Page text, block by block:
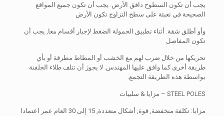
يجب أن تكون السطوح دافق الأرض. يجب أن تكون جميع المواقع
الصحيحة في تعبئة على سطح التزاوج تكون الأرض
وأو أطلق شقة. أثناء تطبيق الحمولة الضغط لإجبار أقسام معا, يجب أن
تكون المفاصل
تحريكها من خلال ضرب لهم مع الخشب أو المطاط مطرقة أو بأي
طريقة أخرى كما وافق عليها المهندس. لا يجوز أن تتلف طلاء الجلفنة
بواسطة هذه الطريقة التجمع.
STEEL POLES – مزايا & سلبيات
مزايا: تكلفة منخفضة, قوة, أشكال متعددة, 15 إلى 30 العام عمر اعتمادا